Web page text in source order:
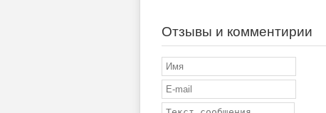
Отзывы и комментирии